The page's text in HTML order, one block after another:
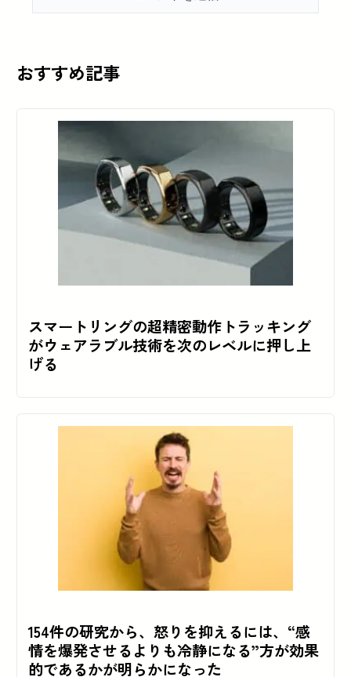
おすすめ記事
スマートリングの超精密動作トラッキング
がウェアラブル技術を次のレベルに押し上
げる
154件の研究から、怒りを抑えるには、“感
情を爆発させるよりも冷静になる”方が効果
的であるかが明らかになった